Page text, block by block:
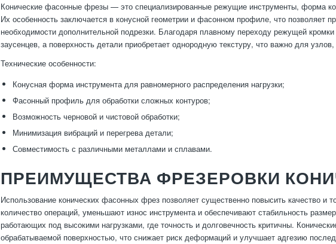
Конические фасонные фрезы — это специализированные режущие инструменты, форма
Их особенность заключается в конусной геометрии и фасонном профиле, что позволяет
необходимости дополнительной подрезки. Благодаря плавному переходу режущей
заусенцев, а поверхность детали приобретает однородную текстуру, что важно для
Технические особенности:
Конусная форма инструмента для равномерного распределения нагрузки;
Фасонный профиль для обработки сложных контуров;
Возможность черновой и чистовой обработки;
Минимизация вибраций и перегрева детали;
Совместимость с различными металлами и сплавами.
ПРЕИМУЩЕСТВА ФРЕЗЕРОВКИ
Использование конических фасонных фрез позволяет существенно повысить качество и
количество операций, уменьшают износ инструмента и обеспечивают стабильность
работающих под высокими нагрузками, где точность и долговечность критичны.
обрабатываемой поверхностью, что снижает риск деформаций и улучшает адгезию